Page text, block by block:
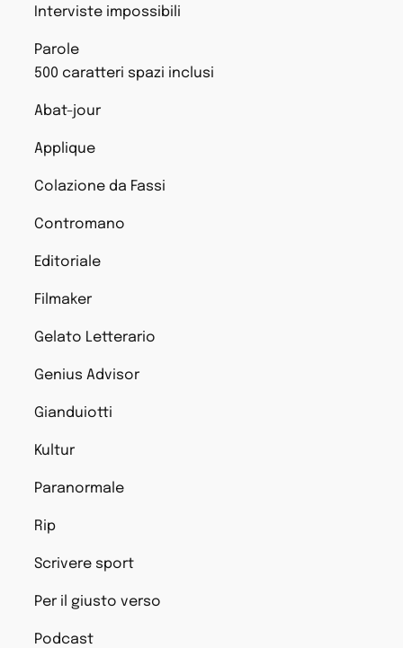
Interviste impossibili
Parole
500 caratteri spazi inclusi
Abat-jour
Applique
Colazione da Fassi
Contromano
Editoriale
Filmaker
Gelato Letterario
Genius Advisor
Gianduiotti
Kultur
Paranormale
Rip
Scrivere sport
Per il giusto verso
Podcast